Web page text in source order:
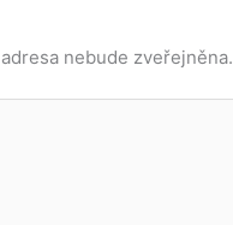
nebude zveřejněna.